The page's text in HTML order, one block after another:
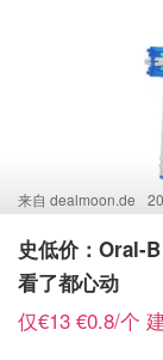
来自 dealmoon.de
史低价：Oral-
看了都心动
仅€13 €0.8/个